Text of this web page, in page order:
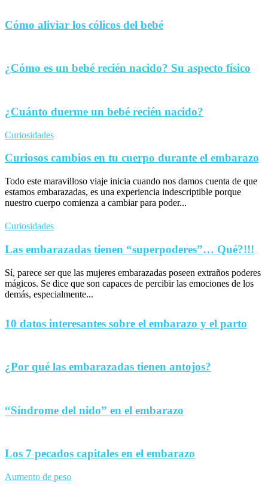
Cómo aliviar los cólicos del bebé
¿Cómo es un bebé recién nacido? Su aspecto físico
¿Cuánto duerme un bebé recién nacido?
Curiosidades
Curiosos cambios en tu cuerpo durante el embarazo
Todo este maravilloso viaje inicia cuando nos damos cuenta de que
estamos embarazadas, es una experiencia indescriptible porque
nuestro cuerpo comienza a cambiar para poder...
Curiosidades
Las embarazadas tienen “superpoderes”… Qué?!!!
Sí, parece ser que las mujeres embarazadas poseen extraños poderes
mágicos. Se dice que son capaces de percibir las emociones de los
demás, especialmente...
10 datos interesantes sobre el embarazo y el parto
¿Por qué las embarazadas tienen antojos?
“Síndrome del nido” en el embarazo
Los 7 pecados capitales en el embarazo
Aumento de peso